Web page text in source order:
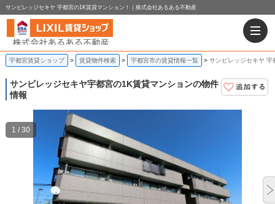
サンビレッジセキヤ 宇都宮の1K賃貸マンション！｜株式会社あるある不動産
宇都宮賃貸ショップ 賃貸物件検索 宇都宮市の賃貸情報一覧 サンビレッジセキヤ
サンビレッジセキヤ宇都宮の1K賃貸マンションの物件
情報
1 / 30